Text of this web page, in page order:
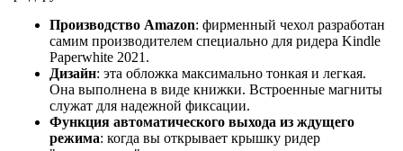
Производство Amazon: фирменный чехол разработан
самим производителем специально для ридера Kindle
Paperwhite 2021.
Дизайн: эта обложка максимально тонкая и легкая.
Она выполнена в виде книжки. Встроенные магниты
служат для надежной фиксации.
Функция автоматического выхода из ждущего
режима: когда вы открывает крышку ридер